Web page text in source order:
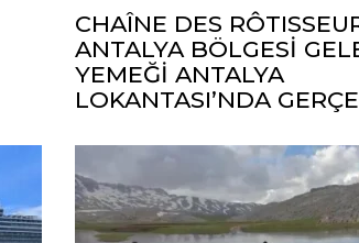
CHAÎNE DES
ANTALYA BÖLGESİ
YEMEĞİ ANTALYA
LOKANTASI’NDA